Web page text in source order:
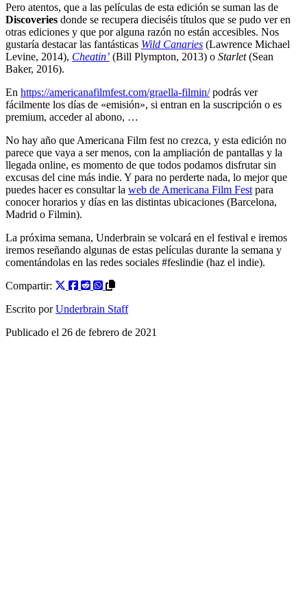
Pero atentos, que a las películas de esta edición se suman las de
Discoveries donde se recupera dieciséis títulos que se pudo ver en
otras ediciones y que por alguna razón no están accesibles. Nos
gustaría destacar las fantásticas Wild Canaries (Lawrence Michael
Levine, 2014), Cheatin’ (Bill Plympton, 2013) o Starlet(Sean
Baker, 2016).
En https://americanafilmfest.com/graella-filmin/podrás ver
fácilmente los días de «emisión», si entran en la suscripción o es
premium, acceder al abono, …
No hay año que Americana Film fest no crezca, y esta edición no
parece que vaya a ser menos, con la ampliación de pantallas y la
llegada online, es momento de que todos podamos disfrutar sin
excusas del cine más indie. Y para no perderte nada, lo mejor que
puedes hacer es consultar la web de Americana Film Fest para
conocer horarios y días en las distintas ubicaciones (Barcelona,
Madrid o Filmin).
La próxima semana, Underbrain se volcará en el festival e iremos
iremos reseñando algunas de estas películas durante la semana y
comentándolas en las redes sociales #feslindie (haz el indie).
Compartir:
Escrito por Underbrain Staff
Publicado el 26 de febrero de 2021